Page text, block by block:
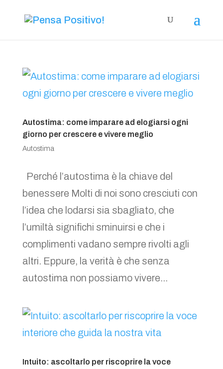
Autostima: come imparare ad elogiarsi ogni
giorno per crescere e vivere meglio
Autostima
Perché l’autostima è la chiave del
benessere Molti di noi sono cresciuti con
l’idea che lodarsi sia sbagliato, che
l’umiltà significhi sminuirsi e che i
complimenti vadano sempre rivolti agli
altri. Eppure, la verità è che senza
autostima non possiamo vivere...
Intuito: ascoltarlo per riscoprire la voce